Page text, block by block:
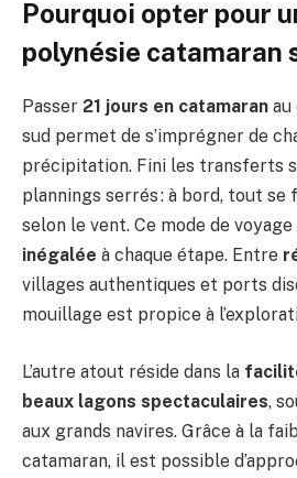
Pourquoi opter pour
polynésie catamaran
Passer 21 jours en catamaran
sud permet de s’imprégner de
précipitation. Fini les transferts
plannings serrés : à bord, tout se
selon le vent. Ce mode de
inégalée à chaque étape. Entre
villages authentiques et ports
mouillage est propice à
L’autre atout réside dans la
beaux lagons spectaculaires,
aux grands navires. Grâce à la
catamaran, il est possible